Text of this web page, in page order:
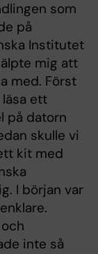
som
på
Institutet
mig att
med. Först
ett
på datorn
skulle vi
kit med
I början var
inte så